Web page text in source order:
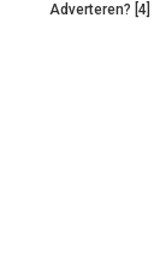
Adverteren? [4]